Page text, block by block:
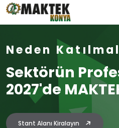
Neden
Sektörün
2027'de
Stant Alanı Kiralayın